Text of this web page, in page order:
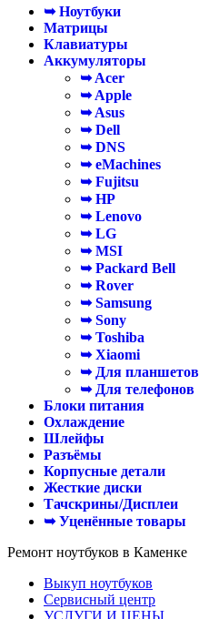
➥ Ноутбуки
Матрицы
Клавиатуры
Аккумуляторы
➥ Acer
➥ Apple
➥ Asus
➥ Dell
➥ DNS
➥ eMachines
➥ Fujitsu
➥ HP
➥ Lenovo
➥ LG
➥ MSI
➥ Packard Bell
➥ Rover
➥ Samsung
➥ Sony
➥ Toshiba
➥ Xiaomi
➥ Для планшетов
➥ Для телефонов
Блоки питания
Охлаждение
Шлейфы
Разъёмы
Корпусные детали
Жесткие диски
Тачскрины/Дисплеи
➥ Уценённые товары
Ремонт ноутбуков в Каменке
Выкуп ноутбуков
Сервисный центр
УСЛУГИ И ЦЕНЫ